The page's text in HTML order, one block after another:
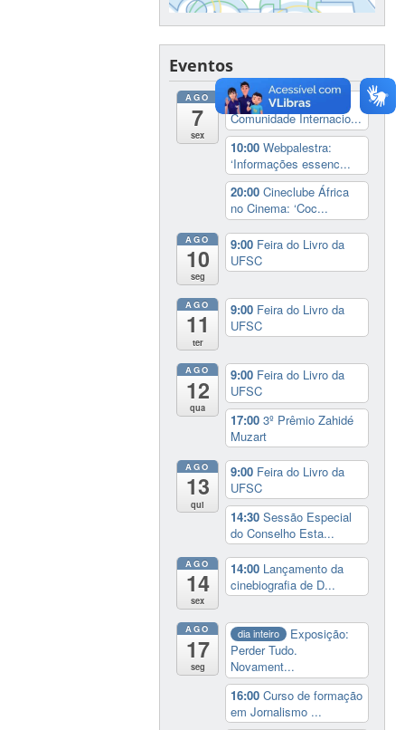
Eventos
AGO
7
sex
8:00Recepção à
Comunidade Internacio...
10:00Webpalestra:
‘Informações essenc...
20:00Cineclube África
no Cinema: ‘Coc...
AGO
10
seg
9:00 Feira do Livro da
UFSC
AGO
11
ter
9:00 Feira do Livro da
UFSC
AGO
12
qua
9:00 Feira do Livro da
UFSC
17:003º Prêmio Zahidé
Muzart
AGO
13
qui
9:00 Feira do Livro da
UFSC
14:30Sessão Especial
do Conselho Esta...
AGO
14
sex
14:00 Lançamento da
cinebiografia de D...
AGO
17
seg
dia inteiro
Exposição:
Perder Tudo.
Novament...
16:00Curso de formação
em Jornalismo ...